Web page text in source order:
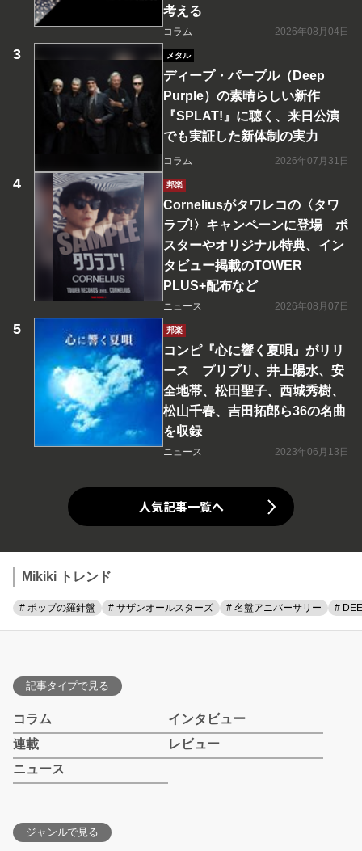
考える
コラム 2026年08月04日
メタル
ディープ・パープル（Deep
Purple）の素晴らしい新作
『SPLAT!』に聴く、来日公演
でも実証した新体制の実力
コラム 2026年07月31日
邦楽
Corneliusがタワレコの〈タワ
ラブ!〉キャンペーンに登場 ポ
スターやオリジナル特典、イン
タビュー掲載のTOWER
PLUS+配布など
ニュース 2026年08月07日
邦楽
コンピ『心に響く夏唄』がリリ
ース プリプリ、井上陽水、安
全地帯、松田聖子、西城秀樹、
松山千春、吉田拓郎ら36の名曲
を収録
ニュース 2023年06月13日
人気記事一覧へ
Mikiki トレンド
# ポップの羅針盤 # サザンオールスターズ # 名盤アニバーサリー #
記事タイプで見る
コラム
インタビュー
連載
レビュー
ニュース
ジャンルで見る